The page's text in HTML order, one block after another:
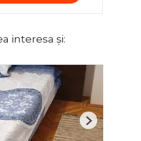
interesa și:
Next